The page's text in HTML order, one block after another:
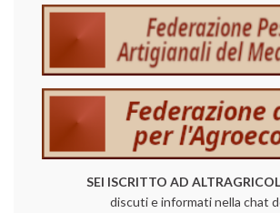
SEI ISCRITTO AD
discuti e informati nella chat